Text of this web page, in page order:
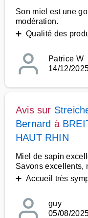
Son miel est une
modération.
➕ Qualité des
Patrice W
14/12/
Avis sur
Bernard à
HAUT RHIN
Miel de sapin
Savons excellents,
➕ Accueil très
guy
05/08/